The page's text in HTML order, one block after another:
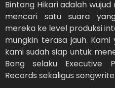
Bintang Hikari adalah
mencari satu suara
mereka ke level produksi
mungkin terasa jauh.
kami sudah siap untuk
Bong selaku Executive
Records sekaligus